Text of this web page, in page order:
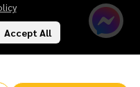
Accept All